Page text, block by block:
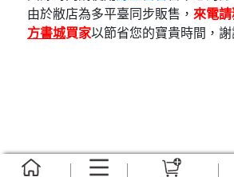
由於敝店為多平臺同步販售， 來電
方書城買家以節省您的寶貴時間，謝